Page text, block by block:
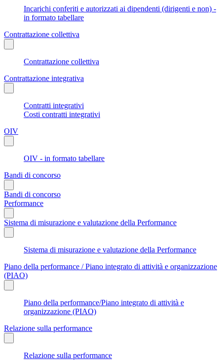
Incarichi conferiti e autorizzati ai dipendenti (dirigenti e non) -
in formato tabellare
Contrattazione collettiva
Contrattazione collettiva
Contrattazione integrativa
Contratti integrativi
Costi contratti integrativi
OIV
OIV - in formato tabellare
Bandi di concorso
Bandi di concorso
Performance
Sistema di misurazione e valutazione della Performance
Sistema di misurazione e valutazione della Performance
Piano della performance / Piano integrato di attività e organizzazione
(PIAO)
Piano della performance/Piano integrato di attività e
organizzazione (PIAO)
Relazione sulla performance
Relazione sulla performance